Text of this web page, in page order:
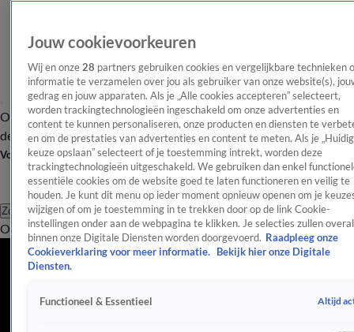
OverzichtAfleveringen Entertainment TV Algemeen
Tip
de redactieNieuwsbrief
Volg Shownieuws
Zoeken
OverzichtEntertainmentSpraakmakendRealityCrimeVideo's
Jouw cookievoorkeuren
Wij en onze 28 partners gebruiken cookies en vergelijkbare technieken
informatie te verzamelen over jou als gebruiker van onze website(s),
gedrag en jouw apparaten. Als je „Alle cookies accepteren” selecteert,
worden trackingtechnologieën ingeschakeld om onze advertenties en
content te kunnen personaliseren, onze producten en diensten te
en om de prestaties van advertenties en content te meten. Als je
keuze opslaan” selecteert of je toestemming intrekt, worden deze
trackingtechnologieën uitgeschakeld. We gebruiken dan enkel
essentiële cookies om de website goed te laten functioneren en veilig te
houden. Je kunt dit menu op ieder moment opnieuw openen om je
wijzigen of om je toestemming in te trekken door op de link Cookie-
instellingen onder aan de webpagina te klikken. Je selecties zullen overal
binnen onze Digitale Diensten worden doorgevoerd. Raadpleeg onze
Cookieverklaring voor meer informatie.
Bekijk hier onze Digitale
Diensten.
Functioneel & Essentieel Altijd